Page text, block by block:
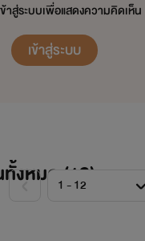
าสู่ระบบเพื่อแสดงความคิดเห็น
เข้าสู่ระบบ
งหมด (12)